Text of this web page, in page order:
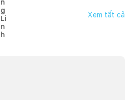
Xem tất cả